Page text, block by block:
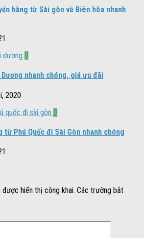
hàng từ Sài gòn về Biên hòa nhanh
0
nhanh chóng, giá ưu đãi
2020
0
từ Phú Quốc đi Sài Gòn nhanh chóng
được hiển thị công khai. Các trường bắt